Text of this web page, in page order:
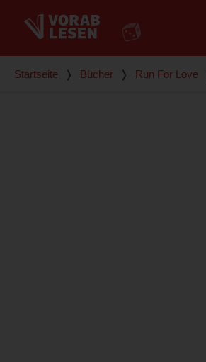
Du bist hier
Startseite ❭ Bücher ❭ Run For Love